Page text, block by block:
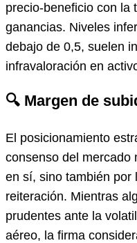
precio-beneficio con la
ganancias. Niveles
debajo de 0,5, suelen
infravaloración en
🔍 Margen de
El posicionamiento
consenso del mercado
en sí, sino también por
reiteración. Mientras
prudentes ante la
aéreo, la firma